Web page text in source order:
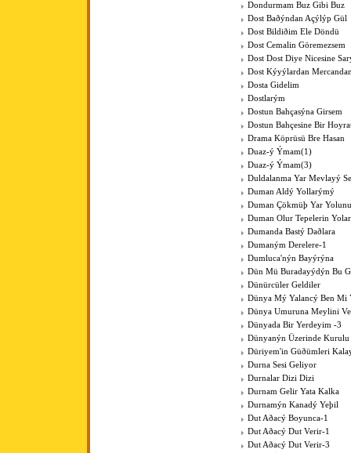
Dondurmam Buz Gibi Buz
Dost Baðýndan Açýlýp Gül
Dost Bildiðim Ele Döndü
Dost Cemalin Göremezsem
Dost Dost Diye Nicesine
Dost Kýyýlardan
Dosta Gidelim
Dostlarým
Dostun Bahçasýna Girsem
Dostun Bahçesine Bir
Drama Köprüsü Bre Hasan
Duaz-ý Ýmam(1)
Duaz-ý Ýmam(3)
Duldalanma Yar Mevlayý
Duman Aldý Yollarýmý
Duman Çökmüþ Yar
Duman Olur Tepelerin
Dumanda Bastý Daðlara
Dumaným Derelere-1
Dumluca'nýn Bayýrýna
Dün Mü Buradayýdýn Bu
Dünürcüler Geldiler
Dünya Mý Yalancý Ben Mi
Dünya Umuruna Meylini
Dünyada Bir Yerdeyim -3
Dünyanýn Üzerinde
Düriyem'in Güðümleri
Durna Sesi Geliyor
Durnalar Dizi Dizi
Durnam Gelir Yata Kalka
Durnamýn Kanadý Yeþil
Dut Aðacý Boyunca-1
Dut Aðacý Dut Verir-1
Dut Aðacý Dut Verir-3